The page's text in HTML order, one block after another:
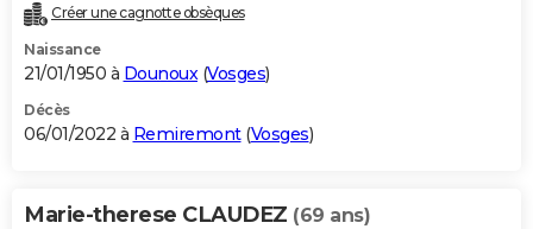
Créer une cagnotte obsèques
Naissance
21/01/1950 à Dounoux (Vosges)
Décès
06/01/2022 à Remiremont(Vosges)
Marie-therese CLAUDEZ (69 ans)